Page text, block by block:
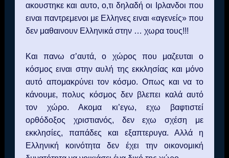
ακουστηκε και αυτο, ο,τι δηλαδή οι Ιρλανδοι που
ειναι παντρεμενοι με Ελληνες ειναι «αγενείς» που
δεν μαθαινουν Ελληνικά στην … χωρα τους!!!
Και πανω σ’αυτά, ο χώρος που μαζευται ο
κόσμος ειναι στην αυλή της εκκλησίας και μόνο
αυτό απομακρύνει τον κόσμο. Οπως και να το
κάνουμε, πολυς κόσμος δεν βλεπει καλά αυτό
τον χώρο. Ακομα κι’εγω, εχω βαφτιστεί
ορθόδοξος χριστιανός, δεν εχω σχέση με
εκκλησίες, παπάδες και εξαπτερυγα. Αλλά η
Ελληνική κοινότητα δεν έχει την οικονομική